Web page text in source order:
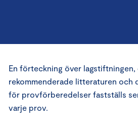
En förteckning över lagstiftningen,
rekommenderade litteraturen och
för provförberedelser fastställs
varje prov.